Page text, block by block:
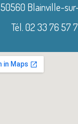
50560 Blainville-
Tél. 02 33 76 57